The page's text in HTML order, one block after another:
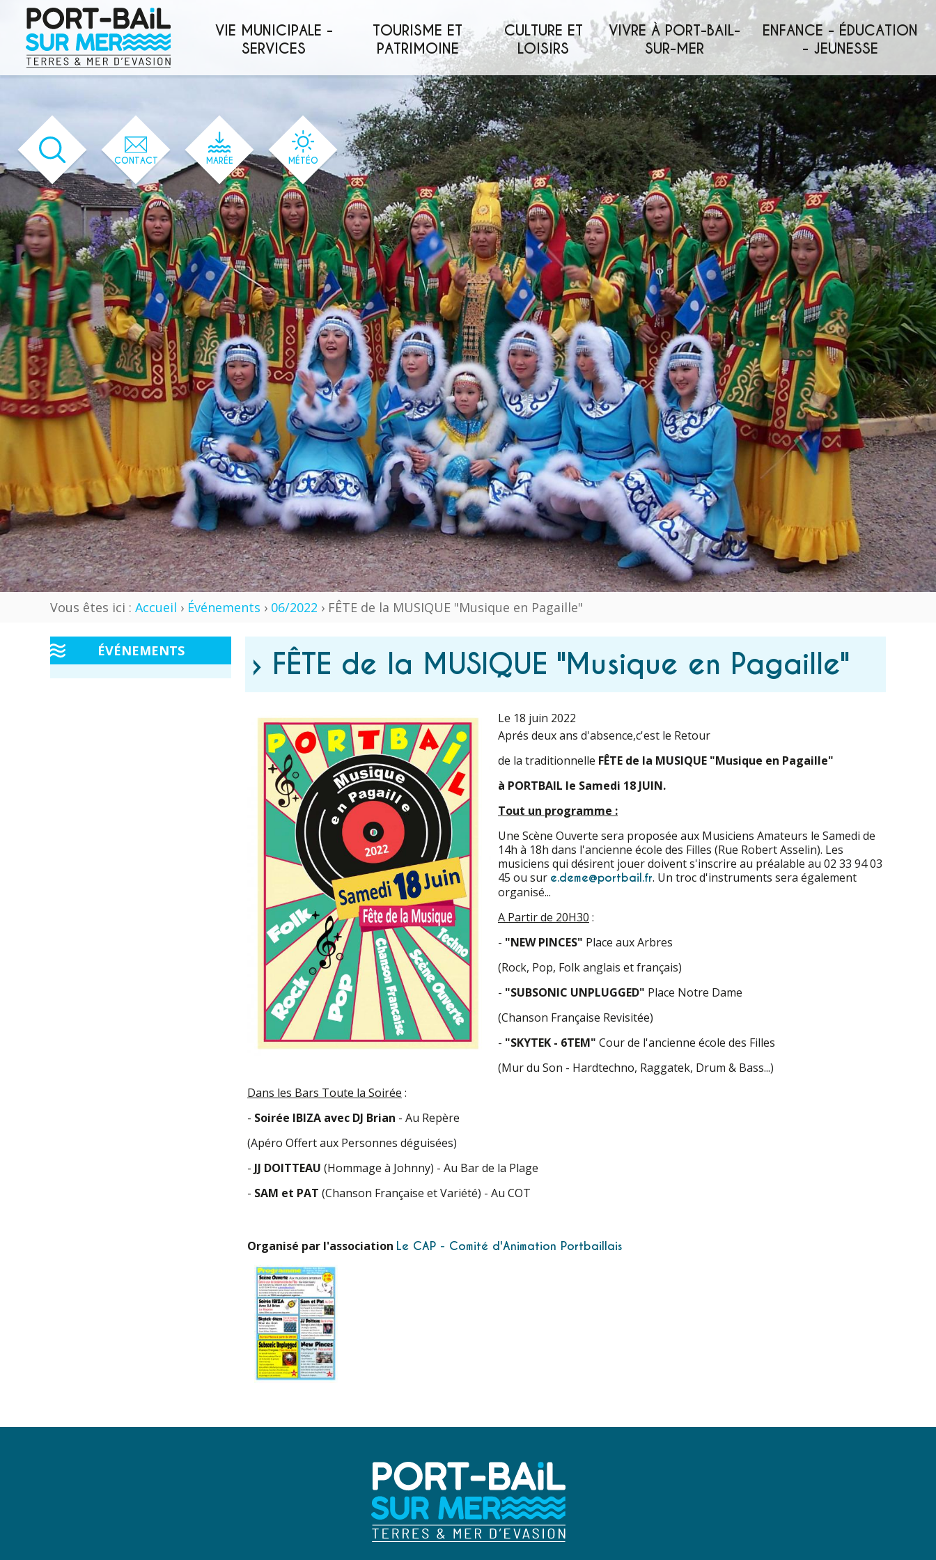
VIE MUNICIPALE -
SERVICES
TOURISME ET
PATRIMOINE
CULTURE ET
LOISIRS
VIVRE À PORT-BAIL-
SUR-MER
ENFANCE - ÉDUCATION
- JEUNESSE
CONTACT MARÉE MÉTÉO
'166' / '1' / '166' / '166' / '166' / '166'
Vous êtes ici : Accueil › Événements › 06/2022 › FÊTE de la MUSIQUE "Musique en Pagaille"
ÉVÉNEMENTS › FÊTE de la MUSIQUE "Musique en Pagaille"
Le 18 juin 2022
Aprés deux ans d'absence,c'est le Retour
de la traditionnelle FÊTE de la MUSIQUE "Musique en Pagaille"
à PORTBAIL le Samedi 18 JUIN.
Tout un programme :
Une Scène Ouverte sera proposée aux Musiciens Amateurs le Samedi de
14h à 18h dans l'ancienne école des Filles (Rue Robert Asselin). Les
musiciens qui désirent jouer doivent s'inscrire au préalable au 02 33 94 03
45 ou sur e.deme@portbail.fr. Un troc d'instruments sera également
organisé...
A Partir de 20H30 :
- "NEW PINCES" Place aux Arbres
(Rock, Pop, Folk anglais et français)
- "SUBSONIC UNPLUGGED" Place Notre Dame
(Chanson Française Revisitée)
- "SKYTEK - 6TEM" Cour de l'ancienne école des Filles
(Mur du Son - Hardtechno, Raggatek, Drum & Bass...)
Dans les Bars Toute la Soirée :
- Soirée IBIZA avec DJ Brian - Au Repère
(Apéro Offert aux Personnes déguisées)
- JJ DOITTEAU (Hommage à Johnny) - Au Bar de la Plage
- SAM et PAT (Chanson Française et Variété) - Au COT
Organisé par l'association Le CAP - Comité d'Animation Portbaillais